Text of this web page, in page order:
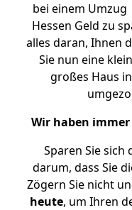
bei einem
Hessen Geld zu
alles daran, Ihnen
Sie nun eine
großes Haus
Wir haben
Sparen Sie sich
darum, dass Sie
Zögern Sie nicht
heute, um Ihren